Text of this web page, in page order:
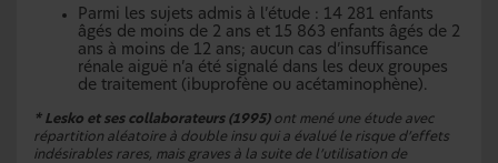
Parmi les sujets admis à l’étude : 14 281 enfants
âgés de moins de 2 ans et 15 863 enfants âgés de 2
ans à moins de 12 ans; aucun cas d’insuffisance
rénale aiguë n’a été signalé dans les deux groupes
de traitement (ibuprofène ou acétaminophène).
* Lesko et ses collaborateurs (1995)ont mené une étude avec
répartition aléatoire à double insu qui a évalué le risque d’effets
indésirables rares, mais graves à la suite de l’utilisation de